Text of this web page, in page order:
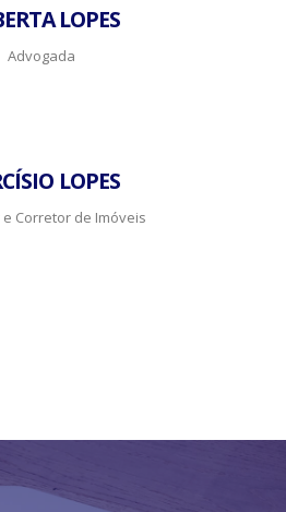
LOPES
Advogada
LOPES
Corretor de Imóveis